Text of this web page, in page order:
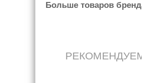
Больше товаров